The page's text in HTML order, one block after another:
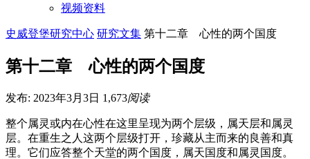
视频资料
史威登堡研究中心 研究文集 第十二章 心性的两个国度
第十二章 心性的两个国度
发布: 2023年3月3日 1,673阅读
整个属灵或内在心性在这里呈现为两个层级，属天层和属灵
层。在重生之人这两个层级打开，珍藏从主而来的良善和真
理。它们应答整个天堂的两个国度，属天国度和属灵国度。